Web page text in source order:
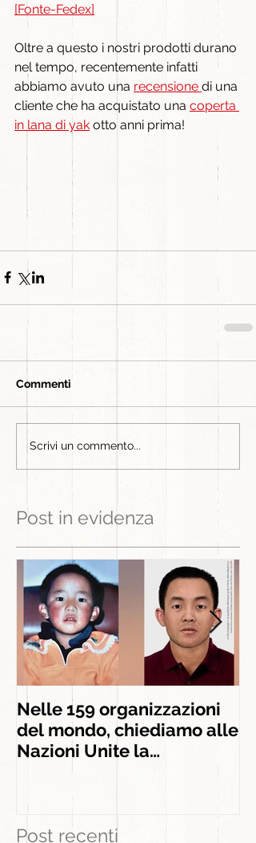
[Fonte-Fedex]
Oltre a questo i nostri prodotti durano
nel tempo, recentemente infatti
abbiamo avuto una recensione di una
cliente che ha acquistato una coperta
in lana di yak otto anni prima!
Commenti
Scrivi un commento...
Post in evidenza
Nelle 159 organizzazioni
del mondo, chiediamo alle
Nazioni Unite la
Post recenti